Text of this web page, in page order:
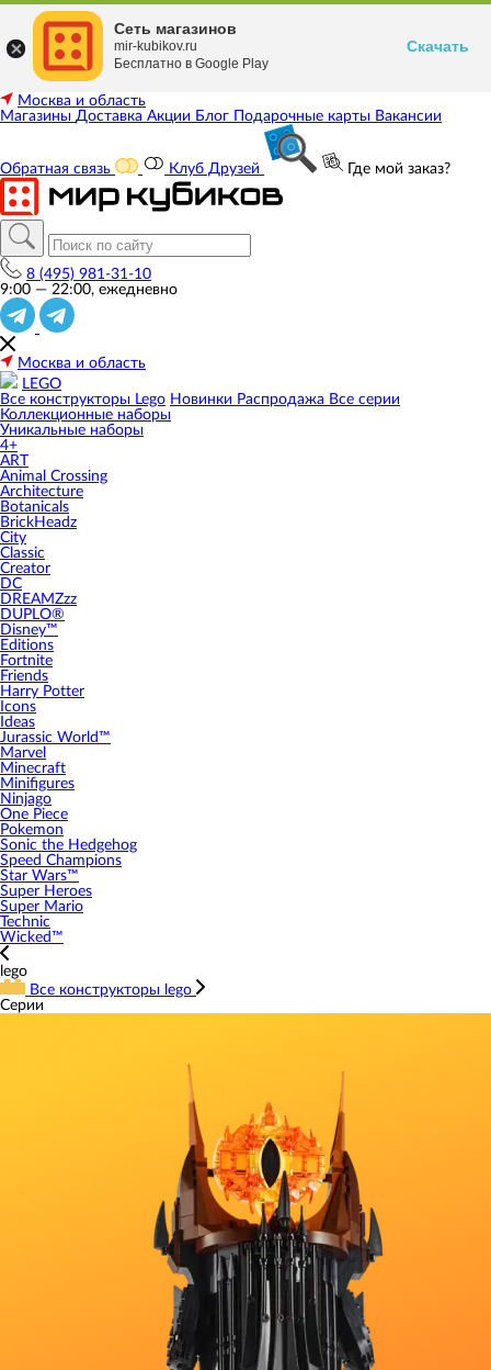
Москва и область
Магазины Доставка Акции Блог Подарочные карты Вакансии
Обратная связь Клуб Друзей Где мой заказ?
8 (495) 981-31-10
9:00 — 22:00, ежедневно
Москва и область
LEGO
Все конструкторы Lego Новинки Распродажа Все серии
Коллекционные наборы
Уникальные наборы
4+
ART
Animal Crossing
Architecture
Botanicals
BrickHeadz
City
Classic
Creator
DC
DREAMZzz
DUPLO®
Disney™
Editions
Fortnite
Friends
Harry Potter
Icons
Ideas
Jurassic World™
Marvel
Minecraft
Minifigures
Ninjago
One Piece
Pokemon
Sonic the Hedgehog
Speed Champions
Star Wars™
Super Heroes
Super Mario
Technic
Wicked™
lego
Все конструкторы lego
Серии
Сеть магазинов
mir-kubikov.ru
Бесплатно в Google Play
Скачать